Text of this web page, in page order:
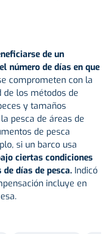
de un
número de días en que
comprometen con la
de los métodos de
y tamaños
pesca de áreas de
de pesca
si un barco usa
ciertas condiciones
días de pesca. Indicó
incluye en